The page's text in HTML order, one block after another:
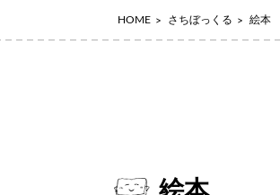
HOME さちぼっくる 絵本